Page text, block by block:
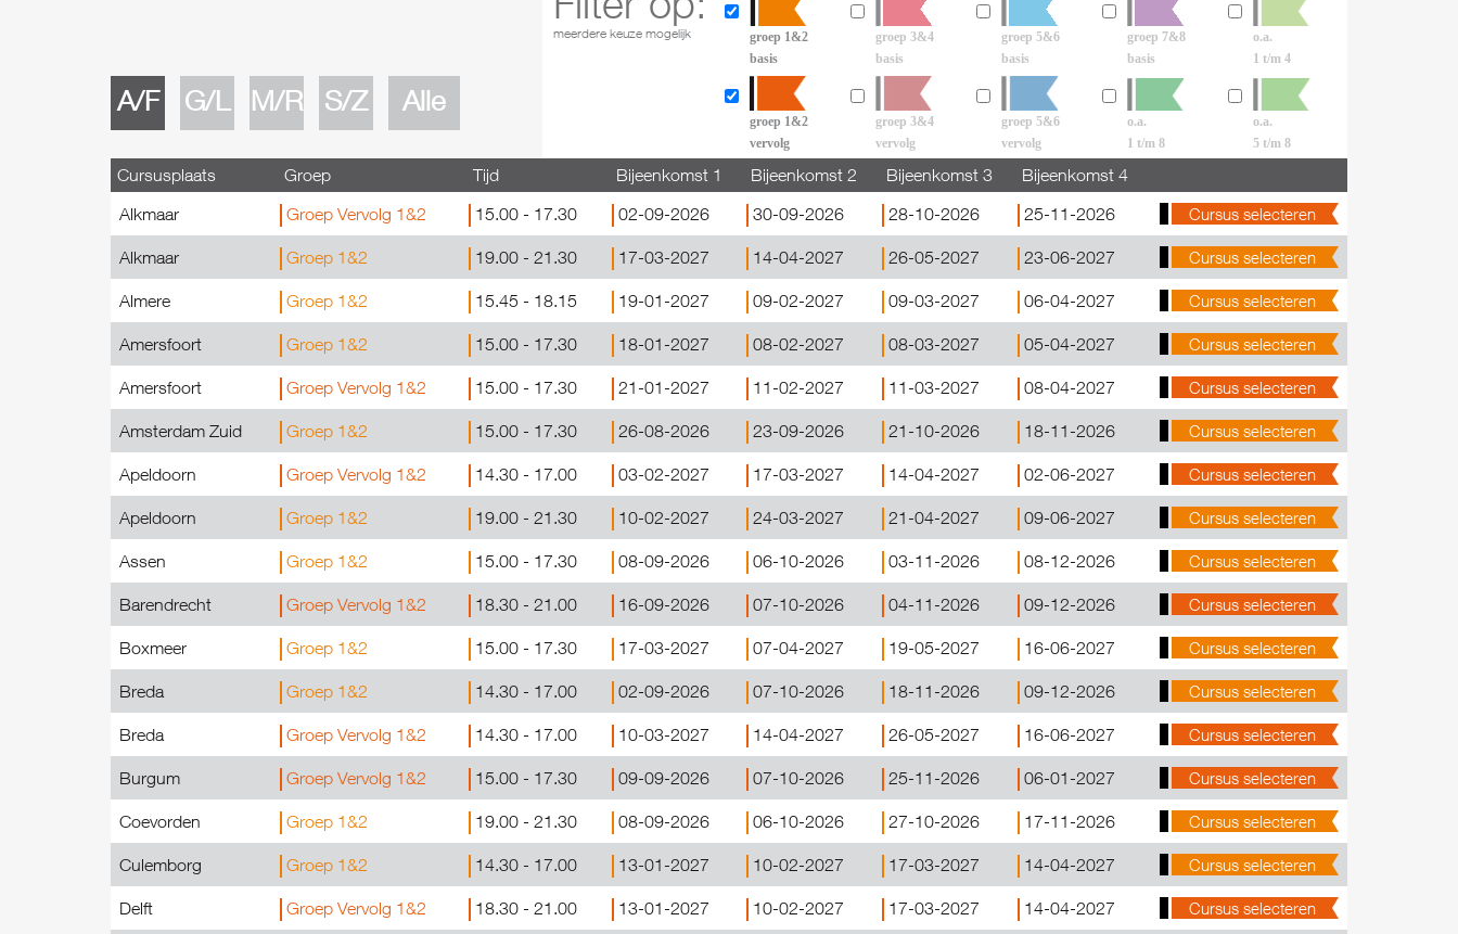
A/F G/L M/R S/Z Alle
meerdere keuze mogelijk
groep 1&2
basis
groep 3&4
basis
groep 5&6
basis
groep 7&8
basis
o.a.
1 t/m 4
groep 1&2
vervolg
groep 3&4
vervolg
groep 5&6
vervolg
o.a.
1 t/m 8
o.a.
5 t/m 8
Cursusplaats Groep Tijd Bijeenkomst 1 Bijeenkomst 2 Bijeenkomst 3
Bijeenkomst 4
Alkmaar
Groep Vervolg 1&2 15.00 - 17.30 02-09-2026 30-09-2026 28-10-2026 25-11-2026 Cursus selecteren
Alkmaar Groep 1&2 19.00 - 21.30 17-03-2027 14-04-2027 26-05-2027 23-06-2027 Cursus selecteren
Almere Groep 1&2 15.45 - 18.15 19-01-2027 09-02-2027 09-03-2027 06-04-2027 Cursus selecteren
Amersfoort Groep 1&2 15.00 - 17.30 18-01-2027 08-02-2027 08-03-2027 05-04-2027 Cursus selecteren
Amersfoort Groep Vervolg 1&2 15.00 - 17.30 21-01-2027 11-02-2027 11-03-2027 08-04-2027 Cursus selecteren
Amsterdam Zuid Groep 1&2 15.00 - 17.30 26-08-2026 23-09-2026 21-10-2026 18-11-2026 Cursus selecteren
Apeldoorn Groep Vervolg 1&2 14.30 - 17.00 03-02-2027 17-03-2027 14-04-2027 02-06-2027 Cursus selecteren
Apeldoorn Groep 1&2 19.00 - 21.30 10-02-2027 24-03-2027 21-04-2027 09-06-2027 Cursus selecteren
Assen Groep 1&2 15.00 - 17.30 08-09-2026 06-10-2026 03-11-2026 08-12-2026 Cursus selecteren
Barendrecht Groep Vervolg 1&2 18.30 - 21.00 16-09-2026 07-10-2026 04-11-2026 09-12-2026 Cursus selecteren
Boxmeer Groep 1&2 15.00 - 17.30 17-03-2027 07-04-2027 19-05-2027 16-06-2027 Cursus selecteren
Breda Groep 1&2 14.30 - 17.00 02-09-2026 07-10-2026 18-11-2026 09-12-2026 Cursus selecteren
Breda Groep Vervolg 1&2 14.30 - 17.00 10-03-2027 14-04-2027 26-05-2027 16-06-2027 Cursus selecteren
Burgum Groep Vervolg 1&2 15.00 - 17.30 09-09-2026 07-10-2026 25-11-2026 06-01-2027 Cursus selecteren
Coevorden Groep 1&2 19.00 - 21.30 08-09-2026 06-10-2026 27-10-2026 17-11-2026 Cursus selecteren
Culemborg Groep 1&2 14.30 - 17.00 13-01-2027 10-02-2027 17-03-2027 14-04-2027 Cursus selecteren
Delft Groep Vervolg 1&2 18.30 - 21.00 13-01-2027 10-02-2027 17-03-2027 14-04-2027 Cursus selecteren